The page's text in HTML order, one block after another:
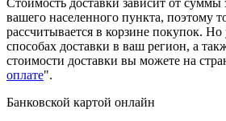
вашего населенного пункта, поэтому
рассчитывается в корзине покупок.
способах доставки в ваш регион, а
стоимости доставки вы можете на
оплате".
Банковской картой онлайн